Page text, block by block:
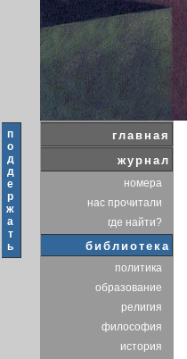
п
о
д
д
е
р
ж
а
т
ь
главная
журнал
номера
нас прочитали
где найти?
библиотека
политика
образование
религия
философия
история